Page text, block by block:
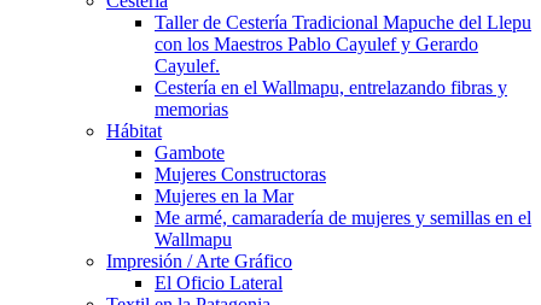
Taller de Cestería Tradicional Mapuche del Llepu
con los Maestros Pablo Cayulef y Gerardo
Cayulef.
Cestería en el Wallmapu, entrelazando fibras y
memorias
Hábitat
Gambote
Mujeres Constructoras
Mujeres en la Mar
Me armé, camaradería de mujeres y semillas en el
Wallmapu
Impresión / Arte Gráfico
El Oficio Lateral